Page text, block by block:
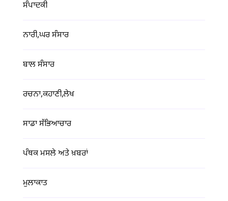
ਸੰਪਾਦਕੀ
ਨਾਰੀ,ਘਰ ਸੰਸਾਰ
ਬਾਲ ਸੰਸਾਰ
ਰਚਨਾ,ਕਹਾਣੀ,ਲੇਖ
ਸਾਡਾ ਸੱਭਿਆਚਾਰ
ਪੰਥਕ ਮਸਲੇ ਅਤੇ ਖ਼ਬਰਾਂ
ਮੁਲਾਕਾਤ